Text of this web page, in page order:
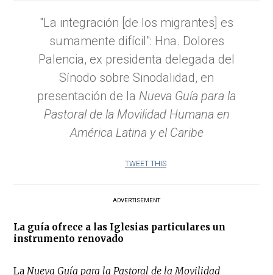
"La integración [de los migrantes] es
sumamente difícil": Hna. Dolores
Palencia, ex presidenta delegada del
Sínodo sobre Sinodalidad, en
presentación de la Nueva Guía para la
Pastoral de la Movilidad Humana en
América Latina y el Caribe
TWEET THIS
ADVERTISEMENT
La guía ofrece a las Iglesias particulares un
instrumento renovado
LaNueva Guía para la Pastoral de la Movilidad